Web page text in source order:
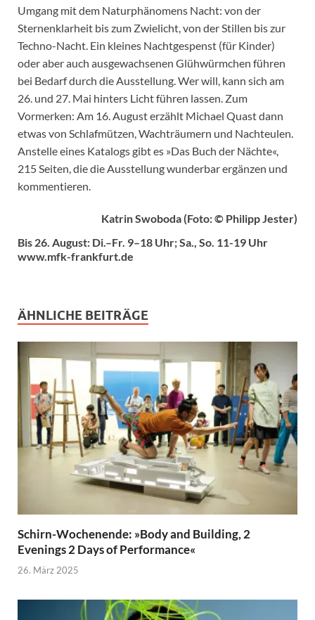
Umgang mit dem Naturphänomens Nacht: von der
Sternenklarheit bis zum Zwielicht, von der Stillen bis zur
Techno-Nacht. Ein kleines Nachtgespenst (für Kinder)
oder aber auch ausgewachsenen Glühwürmchen führen
bei Bedarf durch die Ausstellung. Wer will, kann sich am
26. und 27. Mai hinters Licht führen lassen. Zum
Vormerken: Am 16. August erzählt Michael Quast dann
etwas von Schlafmützen, Wachträumern und Nachteulen.
Anstelle eines Katalogs gibt es »Das Buch der Nächte«,
215 Seiten, die die Ausstellung wunderbar ergänzen und
kommentieren.
Katrin Swoboda (Foto: © Philipp Jester)
Bis 26. August: Di.–Fr. 9–18 Uhr; Sa., So. 11-19 Uhr
www.mfk-frankfurt.de
ÄHNLICHE BEITRÄGE
Schirn-Wochenende: »Body and Building, 2
Evenings 2 Days of Performance«
26. März 2025